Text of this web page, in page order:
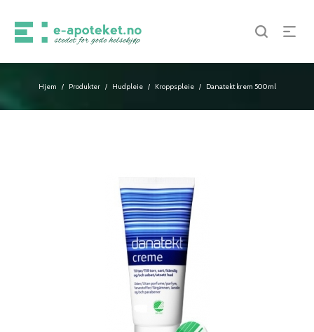
Hjem / Produkter / Hudpleie / Kroppspleie / Danatekt krem 500ml